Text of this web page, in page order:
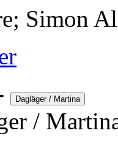
Simon
Dagläger / Martina
/